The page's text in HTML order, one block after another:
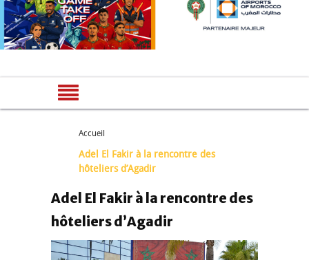
Accueil
Adel El Fakir à la rencontre des
hôteliers d’Agadir
Adel El Fakir à la rencontre des
hôteliers d’Agadir